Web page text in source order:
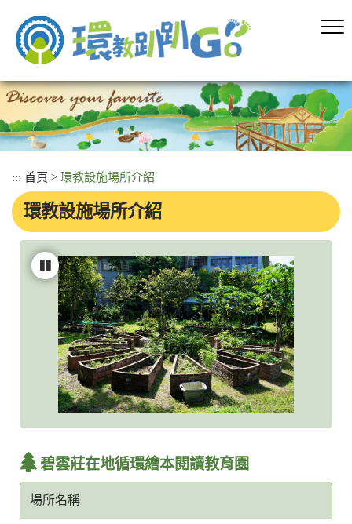
容
塊
::: 首頁 > 環教設施場所介紹
環教設施場所介紹
碧雲莊在地循環繪本閱讀教育園
場所名稱